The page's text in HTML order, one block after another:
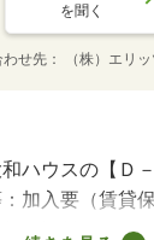
を聞く
わせ先 （株）エリ
ハウスの【Ｄ
加入要（賃貸
保証料１，９